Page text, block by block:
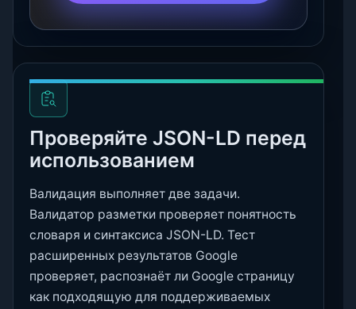
Проверяйте JSON-LD перед
использованием
Валидация выполняет две задачи.
Валидатор разметки проверяет понятность
словаря и синтаксиса JSON-LD. Тест
расширенных результатов Google
проверяет, распознаёт ли Google страницу
как подходящую для поддерживаемых